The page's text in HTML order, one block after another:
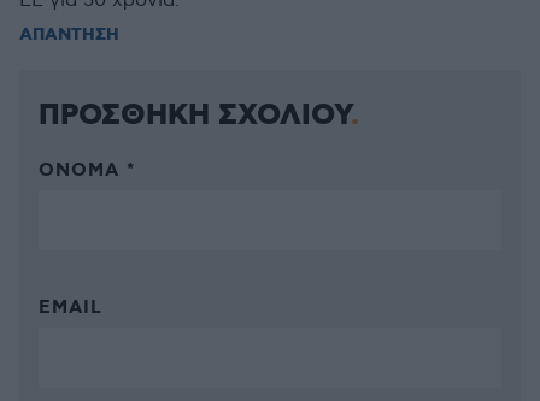
ΑΠΑΝΤΗΣΗ
ΠΡΟΣΘΗΚΗ ΣΧΟΛΙΟΥ
ΌΝΟΜΑ *
EMAIL